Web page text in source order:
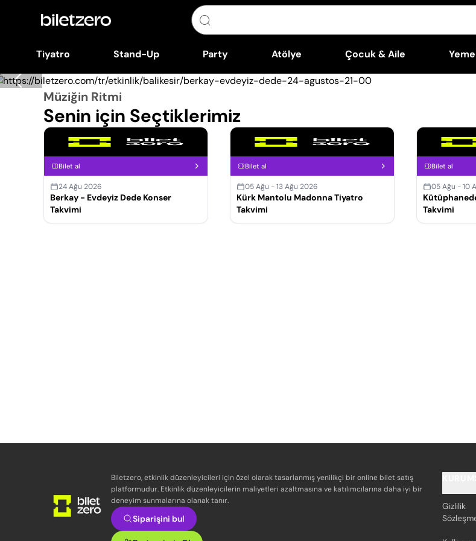
Tiyatro Stand-Up Party Atölye Çocuk & Aile
Müziğin Ritmi
Senin için Seçtiklerimiz
Bilet al
24 Ağu 2026
Berkay - Evdeyiz Dede Konser
Takvimi
Bilet al
05 Ağu - 13 Ağu 2026
Kürk Mantolu Madonna Tiyatro
Takvimi
Bilet al
05 Ağu - 10
Takvimi
Biletzero, etkinlik düzenleyicileri için özel olarak tasarlanmış yenilikçi bir online bilet satış
platformudur. Etkinlik düzenleyicilerin maliyetleri azaltmasına ve katılımcılarına daha iyi bir
deneyim sunmalarına olanak tanır.
Siparişini bul
Gizlilik